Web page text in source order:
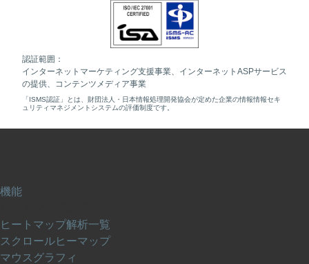
認証範囲：
インターネットマーケティング支援事業、インターネットASPサービス
の提供、コンテンツメディア事業
「ISMS認証」とは、財団法人・日本情報処理開発協会が定めた企業の情報情報セキ
ュリティマネジメントシステムの評価制度です。
機能
ヒートマップ解析一覧
スクロールヒーマップ
マウスグラフィ